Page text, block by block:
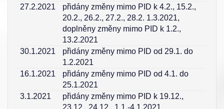
27.2.2021
přidány změny mimo PID k 4.2., 15.2.,
20.2., 26.2., 27.2., 28.2. 1.3.2021,
doplněny změny mimo PID k 1.2.,
13.2.2021
30.1.2021
přidány změny mimo PID od 29.1. do
1.2.2021
16.1.2021
přidány změny mimo PID od 4.1. do
25.1.2021
3.1.2021
přidány změny mimo PID k 19.12.,
23.12., 24.12., 1.1.-4.1.2021